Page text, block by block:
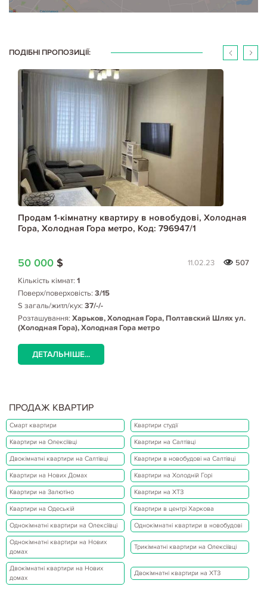
ПОДІБНІ ПРОПОЗИЦІЇ:
Продам 1-кімнатну квартиру в новобудові, Холодная
Гора, Холодная Гора метро, Код: 796947/1
50 000 $ 11.02.23
507
Кількість кімнат: 1
Поверх/поверховість: 3/15
S загаль/житл/кух: 37/-/-
Розташування: Харьков, Холодная Гора, Полтавский Шлях ул.
(Холодная Гора), Холодная Гора метро
ДЕТАЛЬНІШЕ...
ПРОДАЖ КВАРТИР
Смарт квартири Квартири студії
Квартири на Олексіївці Квартири на Салтівці
Двокімнатні квартири на Салтівці Квартири в новобудові на Салтівці
Квартири на Нових Домах Квартири на Холодній Горі
Квартири на Залютіно Квартири на ХТЗ
Квартири на Одеській Квартири в центрі Харкова
Однокімнатні квартири на Олексіївці Однокімнатні квартири в новобудові
Однокімнатні квартири на Нових
домах
Трикімнатні квартири на Олексіївці
Двокімнатні квартири на Нових
домах
Двокімнатні квартири на ХТЗ